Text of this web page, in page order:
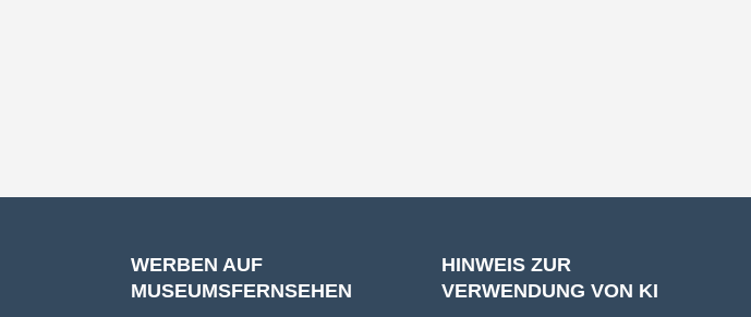
WERBEN AUF
MUSEUMSFERNSEHEN
HINWEIS ZUR
VERWENDUNG VON KI